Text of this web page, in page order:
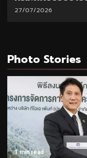
27/07/2026
Photo Stories
1 min read